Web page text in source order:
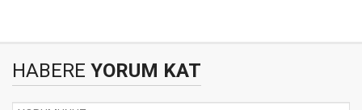
HABERE YORUM KAT